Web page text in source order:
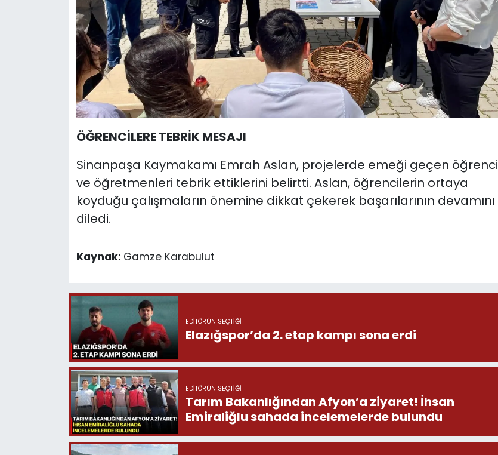
ÖĞRENCİLERE TEBRİK MESAJI
Sinanpaşa Kaymakamı Emrah Aslan, projelerde emeği geçen öğrenci
ve öğretmenleri tebrik ettiklerini belirtti. Aslan, öğrencilerin ortaya
koyduğu çalışmaların önemine dikkat çekerek başarılarının devamını
diledi.
Kaynak: Gamze Karabulut
EDITÖRÜN SEÇTIĞI
Elazığspor’da 2. etap kampı sona erdi
EDITÖRÜN SEÇTIĞI
Tarım Bakanlığından Afyon’a ziyaret! İhsan
Emiraliğlu sahada incelemelerde bulundu